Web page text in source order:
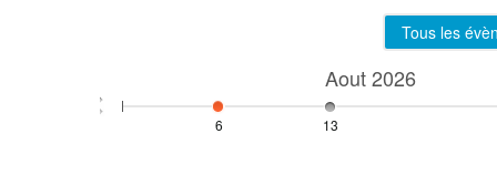
Tous les
Aout2026
6 13